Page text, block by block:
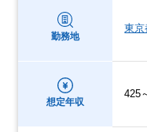
勤務地
東京
想定年収
425